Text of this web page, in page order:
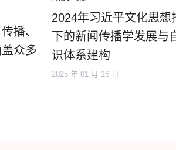
播、
众多
2024年习近平文化思想
下的新闻传播学发展与
识体系建构
2025 年 01 月 16 日